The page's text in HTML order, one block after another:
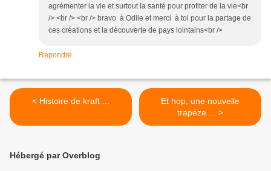
agrémenter la vie et surtout la santé pour profiter de la vie<br
/> <br /> <br /> bravo à Odile et merci à toi pour la partage de
ces créations et la découverte de pays lointains<br />
Répondre
< Histoire de kraft ...
Et hop, une nouvelle
trapèze ... >
Hébergé par Overblog